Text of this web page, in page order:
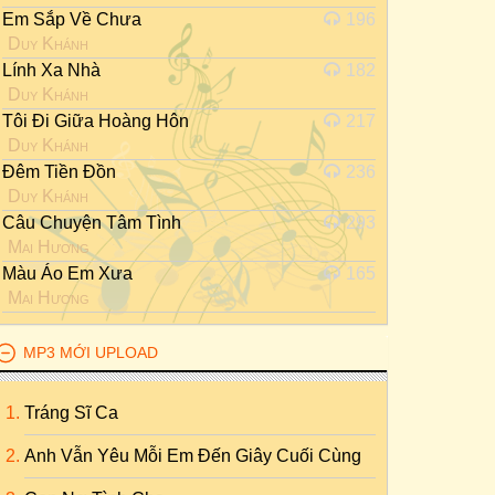
Em Sắp Về Chưa
Duy Khánh
196
Lính Xa Nhà
Duy Khánh
182
Tôi Đi Giữa Hoàng Hôn
Duy Khánh
217
Đêm Tiền Đồn
Duy Khánh
236
Câu Chuyện Tâm Tình
Mai Hương
293
Màu Áo Em Xưa
Mai Hương
165
MP3 MỚI UPLOAD
Tráng Sĩ Ca
Anh Vẫn Yêu Mỗi Em Đến Giây Cuối Cùng